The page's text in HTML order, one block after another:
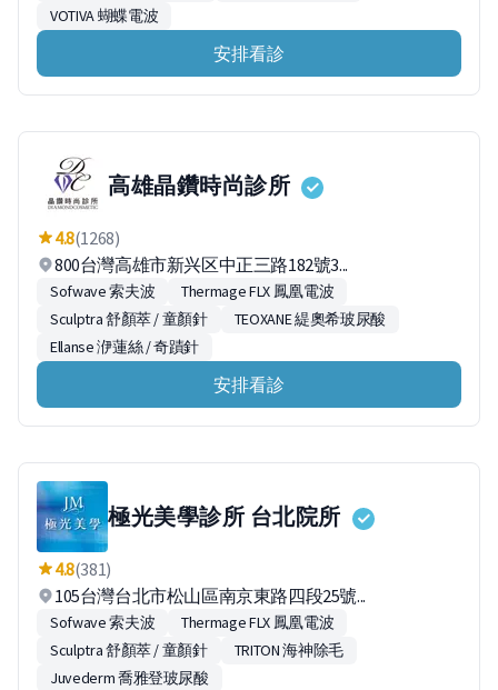
VOTIVA 蝴蝶電波
安排看診
高雄晶鑽時尚診所
4.8(1268)
800台灣高雄市新兴区中正三路182號3...
Sofwave 索夫波
Thermage FLX 鳳凰電波
Sculptra 舒顏萃 / 童顏針
TEOXANE 緹奧希玻尿酸
Ellanse 洢蓮絲 / 奇蹟針
安排看診
極光美學診所 台北院所
4.8(381)
105台灣台北市松山區南京東路四段25號...
Sofwave 索夫波
Thermage FLX 鳳凰電波
Sculptra 舒顏萃 / 童顏針
TRITON 海神除毛
Juvederm 喬雅登玻尿酸